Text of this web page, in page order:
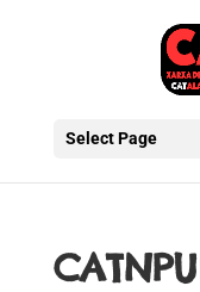
Select Page